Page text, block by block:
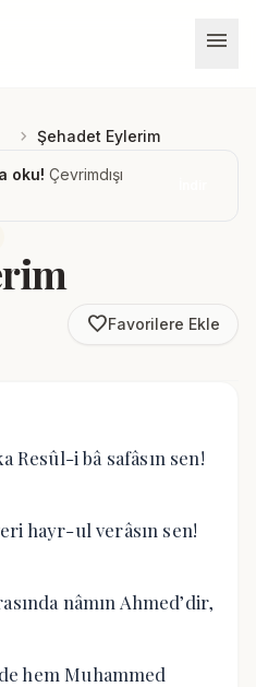
menu
chevron_right Şehadet Eylerim
oku! Çevrimdışı
favorite_borderFavorilere Ekle
Resûl-i bâ safâsın sen!
hayr-ul verâsın sen!
nâmın Ahmed’dir,
hem Muhammed